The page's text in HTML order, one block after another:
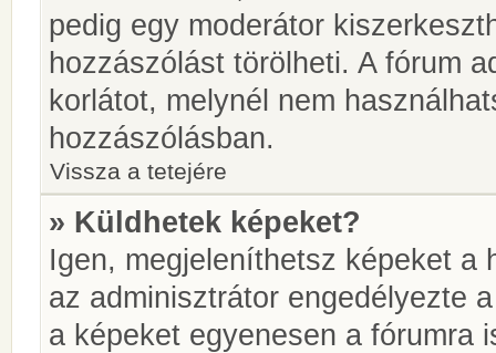
pedig egy moderátor
hozzászólást törölheti. A fórum
korlátot, melynél nem
hozzászólásban.
Vissza a tetejére
» Küldhetek képeket?
Igen, megjeleníthetsz képeket a
az adminisztrátor engedélyezte
a képeket egyenesen a fórumra